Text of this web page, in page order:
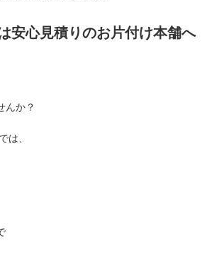
安心見積りのお片付け本舗へ
んか？
は、